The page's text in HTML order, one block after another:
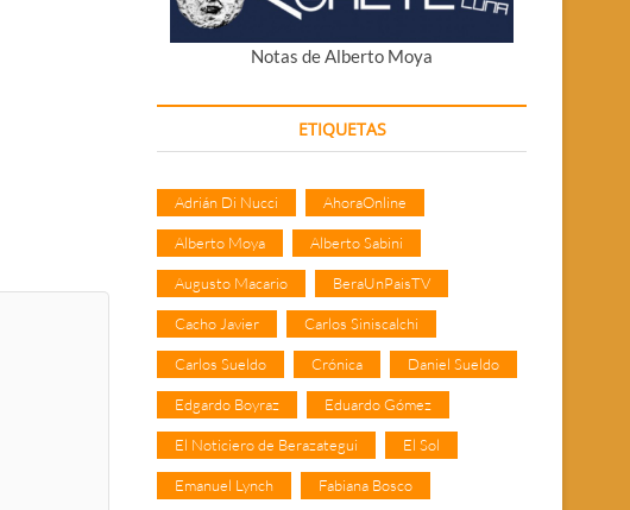
Notas de Alberto Moya
ETIQUETAS
Adrián Di Nucci AhoraOnline
Alberto Moya Alberto Sabini
Augusto Macario BeraUnPaisTV
Cacho Javier Carlos Siniscalchi
Carlos Sueldo Crónica Daniel Sueldo
Edgardo Boyraz Eduardo Gómez
El Noticiero de Berazategui El Sol
Emanuel Lynch Fabiana Bosco